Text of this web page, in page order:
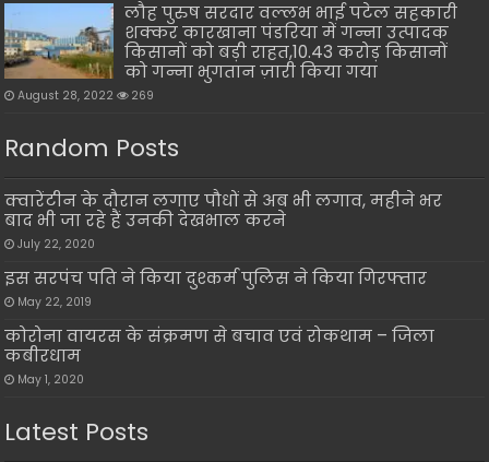
लौह पुरुष सरदार वल्लभ भाई पटेल सहकारी
शक्कर कारखाना पंडरिया में गन्ना उत्पादक
किसानों को बड़ी राहत,10.43 करोड़ किसानों
को गन्ना भुगतान ज़ारी किया गया
August 28, 2022 269
Random Posts
क्वारेंटीन के दौरान लगाए पौधों से अब भी लगाव, महीने भर
बाद भी जा रहे हैं उनकी देखभाल करने
July 22, 2020
इस सरपंच पति ने किया दुश्कर्म पुलिस ने किया गिरफ्तार
May 22, 2019
कोरोना वायरस के संक्रमण से बचाव एवं रोकथाम – जिला
कबीरधाम
May 1, 2020
Latest Posts